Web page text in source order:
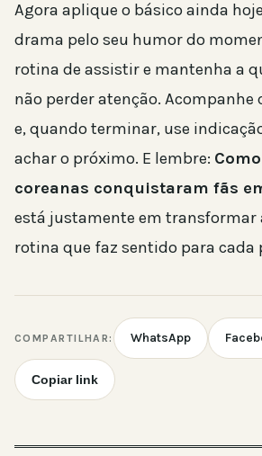
Agora aplique o básico ainda
drama pelo seu humor do
rotina de assistir e mantenha a
não perder atenção. Acompanhe
e, quando terminar, use
achar o próximo. E lembre:
coreanas conquistaram fãs
está justamente em transformar
rotina que faz sentido para cada
COMPARTILHAR: WhatsApp
Copiar link